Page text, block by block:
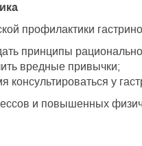
профилактики
принципы
вредные привычки;
консультироваться у
и повышенных